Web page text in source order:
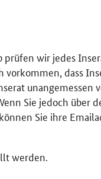
wir jedes
vorkommen, dass
unangemessen
Sie jedoch über
Sie ihre
werden.